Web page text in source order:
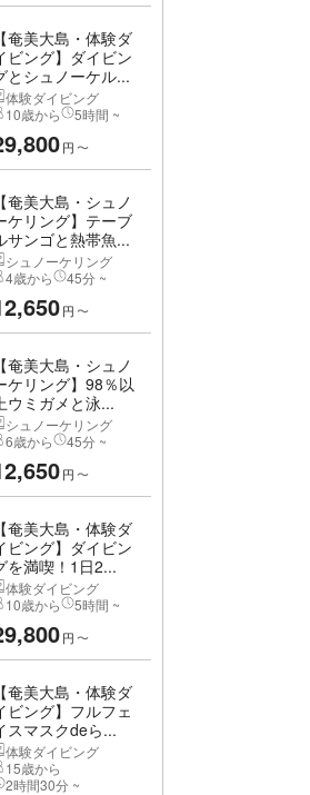
【奄美大島・体験ダ
ビング】ダイビン
とシュノーケル...
体験ダイビング
10歳から
5時間 ~
円 〜
【奄美大島・シュノ
ケリング】テーブ
サンゴと熱帯魚...
シュノーケリング
4歳から
45分 ~
円 〜
【奄美大島・シュノ
ケリング】98％以
ウミガメと泳...
シュノーケリング
6歳から
45分 ~
円 〜
【奄美大島・体験ダ
ビング】ダイビン
を満喫！1日2...
体験ダイビング
10歳から
5時間 ~
円 〜
【奄美大島・体験ダ
ビング】フルフェ
スマスクdeら...
体験ダイビング
15歳から
2時間30分 ~